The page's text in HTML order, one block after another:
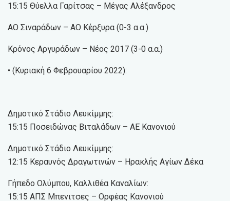
15:15 Θύελλα Γαρίτσας – Μέγας Αλέξανδρος
ΑΟ Σιναράδων – ΑΟ Κέρξυρα (0-3 α.α.)
Κρόνος Αργυράδων – Νέος 2017 (3-0 α.α.)
• (Κυριακή 6 Φεβρουαρίου 2022):
Δημοτικό Στάδιο Λευκίμμης:
15:15 Ποσειδώνας Βιταλάδων – ΑΕ Κανονιού
Δημοτικό Στάδιο Λευκίμμης:
12:15 Κεραυνός Δραγωτινών – Ηρακλής Αγίων Δέκα
Γήπεδο Ολύμπου, Καλλιθέα Καναλίων:
15:15 ΑΠΣ Μπενιτσες – Ορφέας Κανονιού